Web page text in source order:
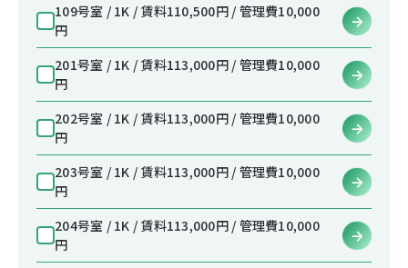
109号室 / 1K / 賃料110,500円 / 管理費10,000
円
201号室 / 1K / 賃料113,000円 / 管理費10,000
円
202号室 / 1K / 賃料113,000円 / 管理費10,000
円
203号室 / 1K / 賃料113,000円 / 管理費10,000
円
204号室 / 1K / 賃料113,000円 / 管理費10,000
円